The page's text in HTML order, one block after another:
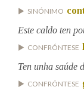
Na fraseoloxía
OUTRAS
SINÓNIMO
Este caldo ten
CONFRÓNTESE
Ten unha saúde
CONFRÓNTESE